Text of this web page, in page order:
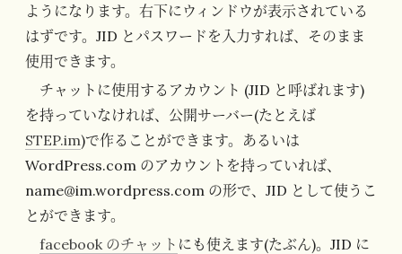
ようになります。右下にウィンドウが表示されている
はずです。JID とパスワードを入力すれば、そのまま
使用できます。
チャットに使用するアカウント (JID と呼ばれます)
を持っていなければ、公開サーバー(たとえば
STEP.im)で作ることができます。あるいは
WordPress.com のアカウントを持っていれば、
name@im.wordpress.com の形で、JID として使うこ
とができます。
facebook のチャット にも使えます(たぶん)。JID に